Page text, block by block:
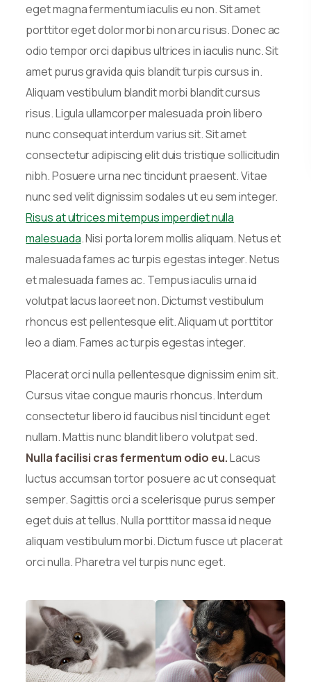
eget magna fermentum iaculis eu non. Sit amet
porttitor eget dolor morbi non arcu risus. Donec ac
odio tempor orci dapibus ultrices in iaculis nunc. Sit
amet purus gravida quis blandit turpis cursus in.
Aliquam vestibulum blandit morbi blandit cursus
risus. Ligula ullamcorper malesuada proin libero
nunc consequat interdum varius sit. Sit amet
consectetur adipiscing elit duis tristique sollicitudin
nibh. Posuere urna nec tincidunt praesent. Vitae
nunc sed velit dignissim sodales ut eu sem integer.
Risus at ultrices mi tempus imperdiet nulla
malesuada. Nisi porta lorem mollis aliquam. Netus et
malesuada fames ac turpis egestas integer. Netus
et malesuada fames ac. Tempus iaculis urna id
volutpat lacus laoreet non. Dictumst vestibulum
rhoncus est pellentesque elit. Aliquam ut porttitor
leo a diam. Fames ac turpis egestas integer.
Placerat orci nulla pellentesque dignissim enim sit.
Cursus vitae congue mauris rhoncus. Interdum
consectetur libero id faucibus nisl tincidunt eget
nullam. Mattis nunc blandit libero volutpat sed.
Nulla facilisi cras fermentum odio eu.Lacus
luctus accumsan tortor posuere ac ut consequat
semper. Sagittis orci a scelerisque purus semper
eget duis at tellus. Nulla porttitor massa id neque
aliquam vestibulum morbi. Dictum fusce ut placerat
orci nulla. Pharetra vel turpis nunc eget.